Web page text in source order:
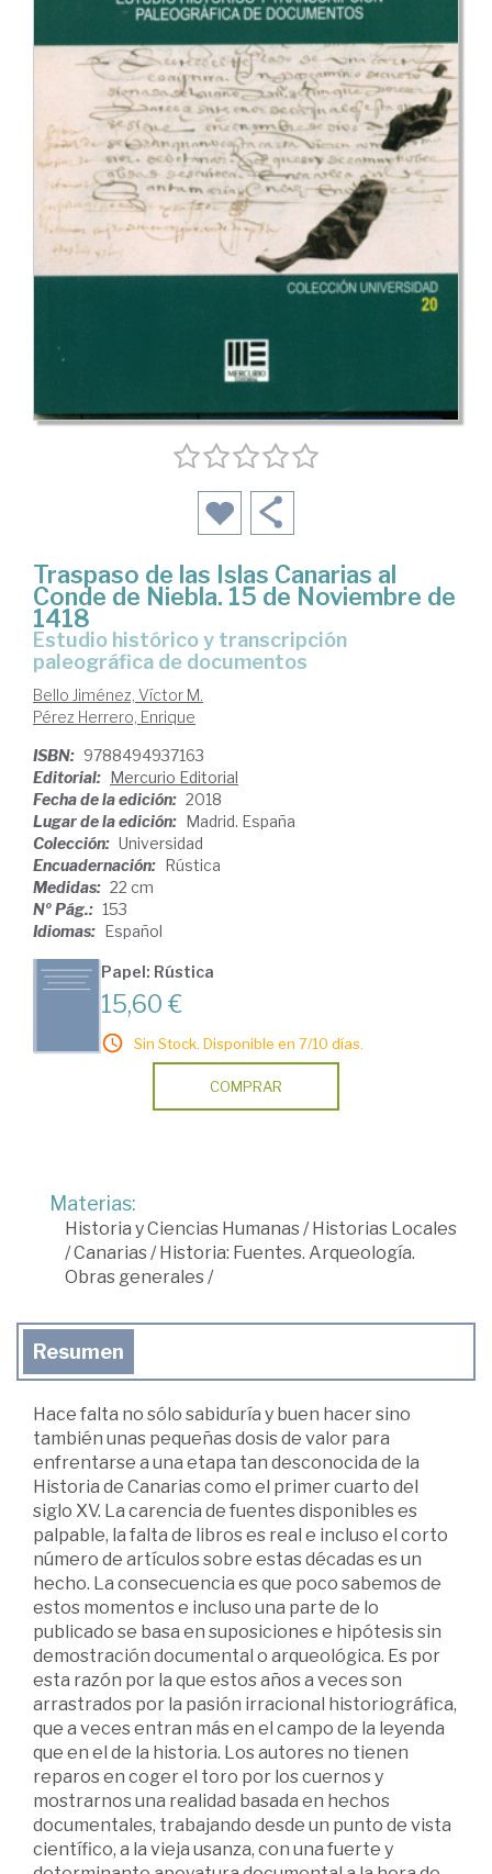
Traspaso de las Islas Canarias al
Conde de Niebla. 15 de Noviembre de
1418
Estudio histórico y transcripción
paleográfica de documentos
Bello Jiménez, Víctor M.
Pérez Herrero, Enrique
ISBN: 9788494937163
Editorial: Mercurio Editorial
Fecha de la edición: 2018
Lugar de la edición: Madrid. España
Colección: Universidad
Encuadernación: Rústica
Medidas: 22 cm
Nº Pág.: 153
Idiomas: Español
Papel: Rústica
15,60 €
Sin Stock. Disponible en 7/10 días.
COMPRAR
Materias:
Historia y Ciencias Humanas/Historias Locales
/Canarias/Historia: Fuentes. Arqueología.
Obras generales/
Resumen
Hace falta no sólo sabiduría y buen hacer sino
también unas pequeñas dosis de valor para
enfrentarse a una etapa tan desconocida de la
Historia de Canarias como el primer cuarto del
siglo XV. La carencia de fuentes disponibles es
palpable, la falta de libros es real e incluso el corto
número de artículos sobre estas décadas es un
hecho. La consecuencia es que poco sabemos de
estos momentos e incluso una parte de lo
publicado se basa en suposiciones e hipótesis sin
demostración documental o arqueológica. Es por
esta razón por la que estos años a veces son
arrastrados por la pasión irracional historiográfica,
que a veces entran más en el campo de la leyenda
que en el de la historia. Los autores no tienen
reparos en coger el toro por los cuernos y
mostrarnos una realidad basada en hechos
documentales, trabajando desde un punto de vista
científico, a la vieja usanza, con una fuerte y